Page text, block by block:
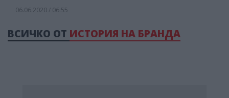
06.06.2020 / 06:55
ВСИЧКО ОТ ИСТОРИЯ НА БРАНДА